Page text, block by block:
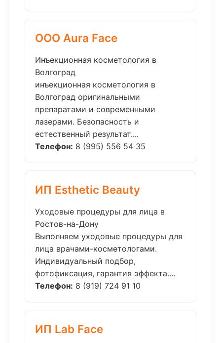
ООО Aura Face
Инъекционная косметология в
Волгоград
инъекционная косметология в
Волгоград оригинальными
препаратами и современными
лазерами. Безопасность и
естественный результат....
Телефон: 8 (995) 556 54 35
ИП Esthetic Beauty
Уходовые процедуры для лица в
Ростов-на-Дону
Выполняем уходовые процедуры для
лица врачами-косметологами.
Индивидуальный подбор,
фотофиксация, гарантия эффекта....
Телефон: 8 (919) 724 91 10
ИП Lab Face